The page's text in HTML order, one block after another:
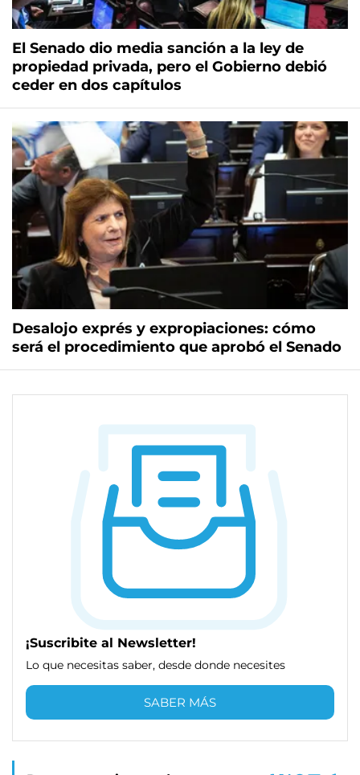
El Senado dio media sanción a la ley de
propiedad privada, pero el Gobierno debió
ceder en dos capítulos
Desalojo exprés y expropiaciones: cómo
será el procedimiento que aprobó el Senado
¡Suscribite al Newsletter!
Lo que necesitas saber, desde donde necesites
SABER MÁS